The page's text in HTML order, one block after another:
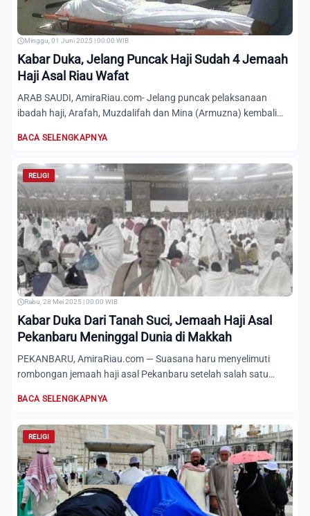
Minggu, 01 Juni 2025 | 00:00 WIB
Kabar Duka, Jelang Puncak Haji Sudah 4 Jemaah
Haji Asal Riau Wafat
ARAB SAUDI, AmiraRiau.com- Jelang puncak pelaksanaan
ibadah haji, Arafah, Muzdalifah dan Mina (Armuzna) kembali
BACA SELENGKAPNYA
RELIGI
Rabu, 28 Mei 2025 | 00:00 WIB
Kabar Duka Dari Tanah Suci, Jemaah Haji Asal
Pekanbaru Meninggal Dunia di Makkah
PEKANBARU, AmiraRiau.com — Suasana haru menyelimuti
rombongan jemaah haji asal Pekanbaru setelah salah satu
BACA SELENGKAPNYA
RELIGI